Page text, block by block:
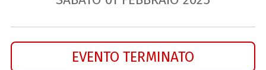
EVENTO TERMINATO